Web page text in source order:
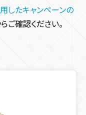
したキャンペーンの
ご確認ください。